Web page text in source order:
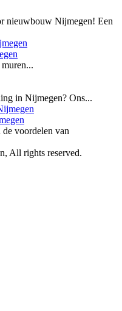
nieuwbouw Nijmegen! Een
in Nijmegen? Ons...
de voordelen van
All rights reserved.